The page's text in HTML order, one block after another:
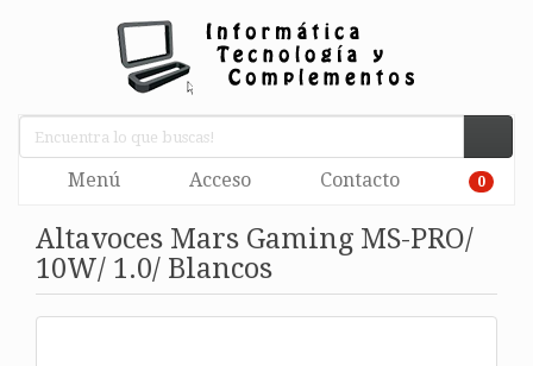
Menú Acceso Contacto 0
Altavoces Mars Gaming MS-PRO/
10W/ 1.0/ Blancos